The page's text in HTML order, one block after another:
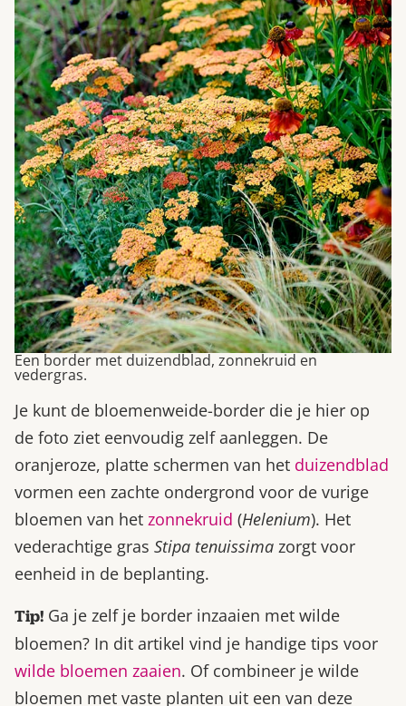
Een border met duizendblad, zonnekruid en
vedergras.
Je kunt de bloemenweide-border die je hier op
de foto ziet eenvoudig zelf aanleggen. De
oranjeroze, platte schermen van het duizendblad
vormen een zachte ondergrond voor de vurige
bloemen van het zonnekruid (Helenium). Het
vederachtige gras Stipa tenuissima zorgt voor
eenheid in de beplanting.
Tip! Ga je zelf je border inzaaien met wilde
bloemen? In dit artikel vind je handige tips voor
wilde bloemen zaaien. Of combineer je wilde
bloemen met vaste planten uit een van deze